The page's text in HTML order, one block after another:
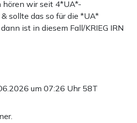
hören wir seit 4*UA*-
sollte das so für die *UA*
ist in diesem Fall/KRIEG IRN
um 07:26 Uhr 58T